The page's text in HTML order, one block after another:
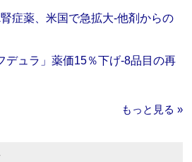
症薬、米国で急拡大‐他剤からの
デュラ」薬価15％下げ‐8品目の再
もっと見る »